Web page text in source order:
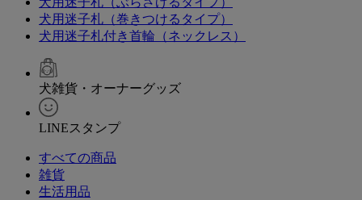
犬用迷子札（巻きつけるタイプ）
犬用迷子札付き首輪（ネックレス）
犬雑貨・オーナーグッズ
LINEスタンプ
すべての商品
雑貨
生活用品